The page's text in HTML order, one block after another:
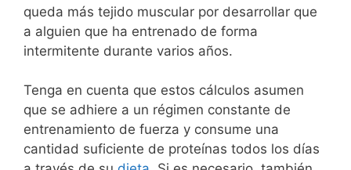
queda más tejido muscular por desarrollar que
a alguien que ha entrenado de forma
intermitente durante varios años.
Tenga en cuenta que estos cálculos asumen
que se adhiere a un régimen constante de
entrenamiento de fuerza y ​​consume una
cantidad suficiente de proteínas todos los días